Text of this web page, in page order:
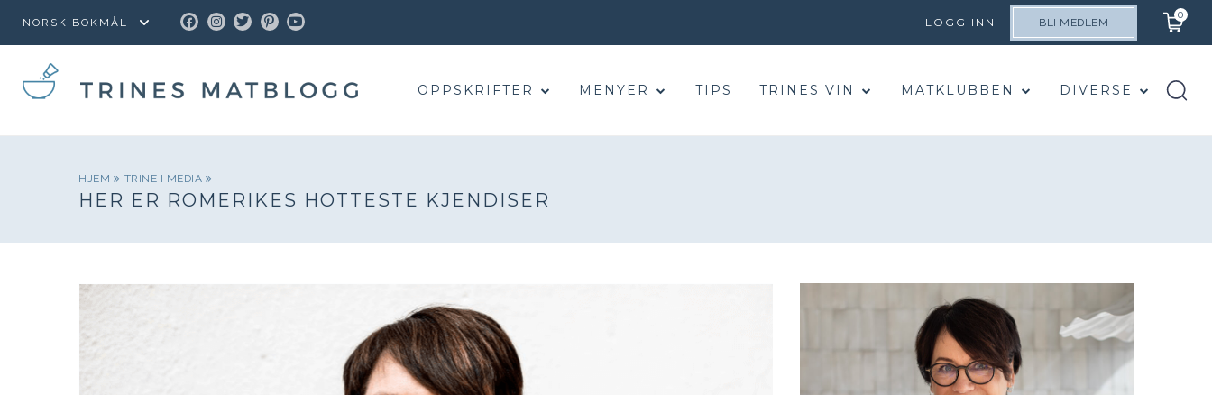
FACEBOOK
INSTAGRAM
TWITTER
PINTEREST
YOUTUBE LOGG INN BLI MEDLEM
0
OPPSKRIFTER MENYER TIPS TRINES VIN MATKLUBBEN DIVERSE
HJEM TRINE I MEDIA
HER ER ROMERIKES HOTTESTE KJENDISER